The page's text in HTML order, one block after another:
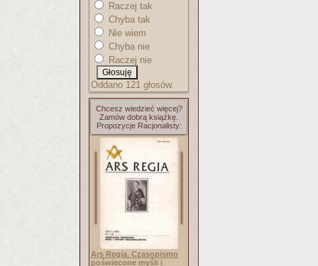
Raczej tak
Chyba tak
Nie wiem
Chyba nie
Raczej nie
Oddano 121 głosów.
Chcesz wiedzieć więcej?
Zamów dobrą książkę.
Propozycje Racjonalisty:
Ars Regia. Czasopismo
poświęcone myśli i